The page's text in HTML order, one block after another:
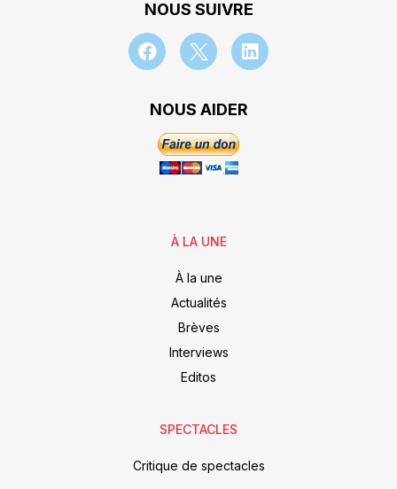
NOUS SUIVRE
NOUS AIDER
À LA UNE
À la une
Actualités
Brèves
Interviews
Editos
SPECTACLES
Critique de spectacles